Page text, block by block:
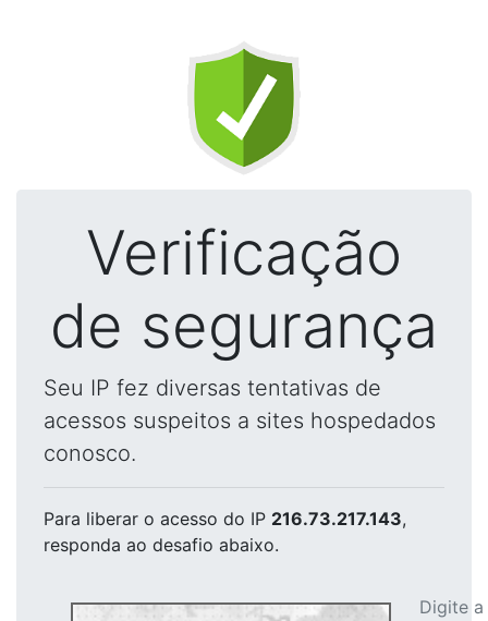
Verificação
de segurança
Seu IP fez diversas tentativas de
acessos suspeitos a sites hospedados
conosco.
Para liberar o acesso do IP 216.73.217.143,
responda ao desafio abaixo.
Digite